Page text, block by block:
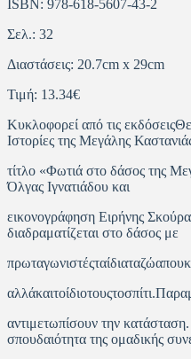
ISBN: 978-618-5607-43-2
Σελ.: 32
Διαστάσεις: 20.7cm x 29cm
Τιμή: 13.34€
Κυκλοφορεί από τις
Ιστορίες της Μεγάλης
τίτλο «Φωτιά στο δάσος της
Όλγας Ιγνατιάδου και
εικονογράφηση Ειρήνης
διαδραματίζεται στο δάσος με
αντιμετωπίσουν την
σπουδαιότητα της ομαδικής